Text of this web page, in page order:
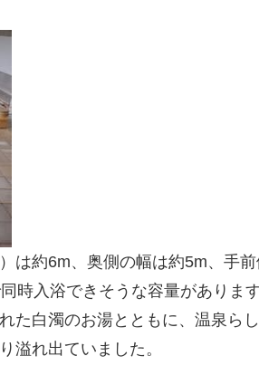
は約6m、奥側の幅は約5m、手
時入浴できそうな容量がありま
た白濁のお湯とともに、温泉ら
溢れ出ていました。